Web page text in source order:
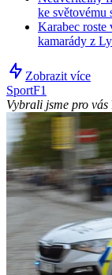
ke světovému
Karabec
kamarády z
Zobrazit více
SportF1
Vybrali jsme pro vás